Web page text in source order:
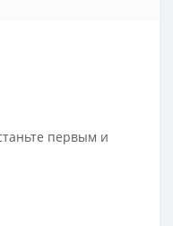
первым и